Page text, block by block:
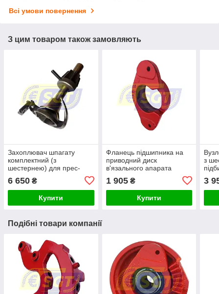
Всі умови повернення
З цим товаром також замовляють
Захоплювач шпагату
комплектний (з
шестернею) для прес-
6 650 ₴
Купити
Фланець підшипника на
приводний диск
в'язального апарата
1 905₴
Купити
з
3
Подібні товари компанії